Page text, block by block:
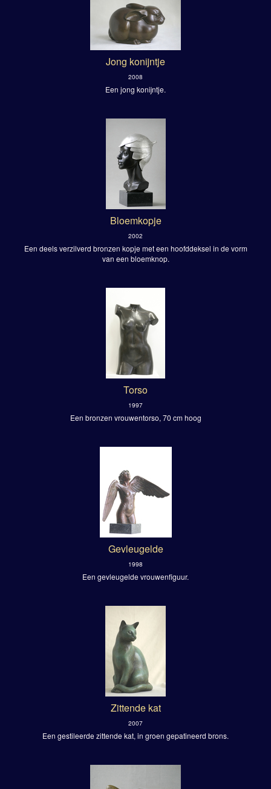
Jong konijntje
2008
Een jong konijntje.
Bloemkopje
2002
Een deels verzilverd bronzen kopje met een hoofddeksel in de vorm
van een bloemknop.
Torso
1997
Een bronzen vrouwentorso, 70 cm hoog
Gevleugelde
1998
Een gevleugelde vrouwenfiguur.
Zittende kat
2007
Een gestileerde zittende kat, in groen gepatineerd brons.